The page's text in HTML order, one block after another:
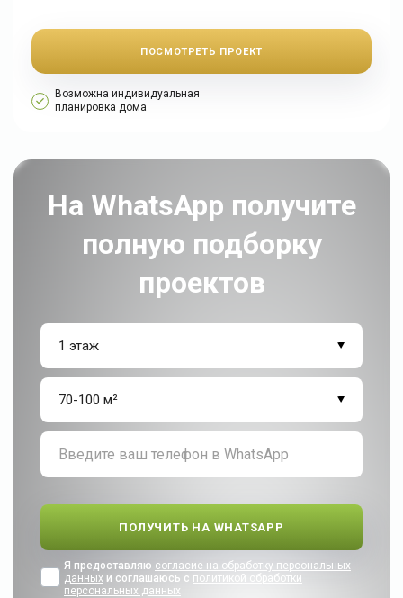
ПОСМОТРЕТЬ ПРОЕКТ
Возможна индивидуальная
планировка дома
На WhatsApp получите
полную подборку
проектов
Я предоставляю согласие на обработку персональных
данных и соглашаюсь с политикой обработки
персональных данных